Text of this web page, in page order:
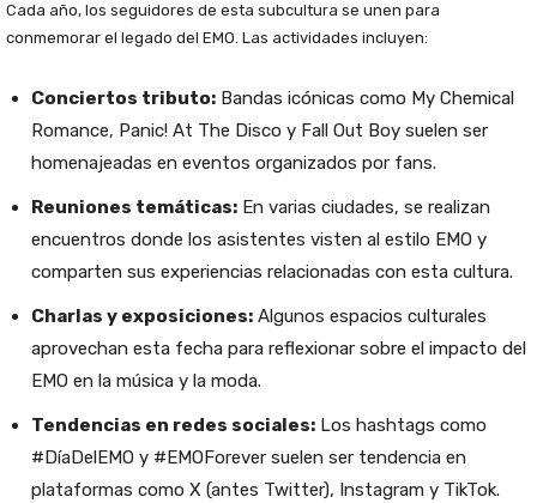
Cada año, los seguidores de esta subcultura se unen para
conmemorar el legado del EMO. Las actividades incluyen:
Conciertos tributo: Bandas icónicas como My Chemical
Romance, Panic! At The Disco y Fall Out Boy suelen ser
homenajeadas en eventos organizados por fans.
Reuniones temáticas: En varias ciudades, se realizan
encuentros donde los asistentes visten al estilo EMO y
comparten sus experiencias relacionadas con esta cultura.
Charlas y exposiciones: Algunos espacios culturales
aprovechan esta fecha para reflexionar sobre el impacto del
EMO en la música y la moda.
Tendencias en redes sociales: Los hashtags como
#DíaDelEMO y #EMOForever suelen ser tendencia en
plataformas como X (antes Twitter), Instagram y TikTok.